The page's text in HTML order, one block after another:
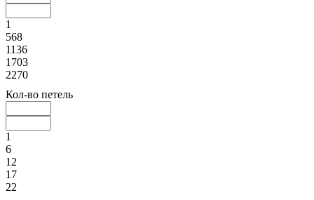
1
568
1136
1703
2270
Кол-во петель
1
6
12
17
22